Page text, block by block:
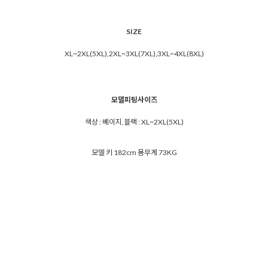
SIZE
XL~2XL(5XL),2XL~3XL(7XL),3XL~4XL(8XL)
모델피팅사이즈
색상 : 베이지,블랙 : XL~2XL(5XL)
모델 키 182cm 몸무게 73KG